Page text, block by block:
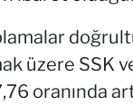
üzere SSK
oranında